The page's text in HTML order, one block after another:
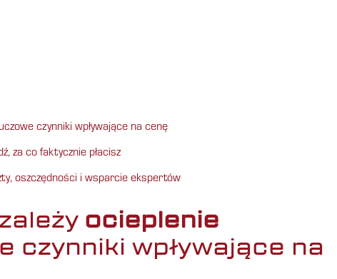
czynniki wpływające na cenę
za co faktycznie płacisz
oszczędności i wsparcie ekspertów
ocieplenie
czynniki wpływające na